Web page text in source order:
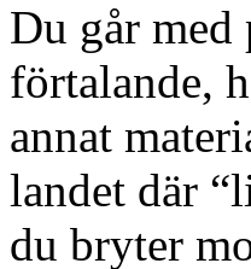
Du går med
förtalande,
annat
landet där
du bryter